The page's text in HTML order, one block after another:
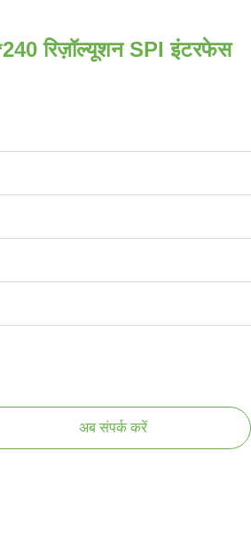
रिज़ॉल्यूशन SPI इंटरफेस
अब संपर्क करें